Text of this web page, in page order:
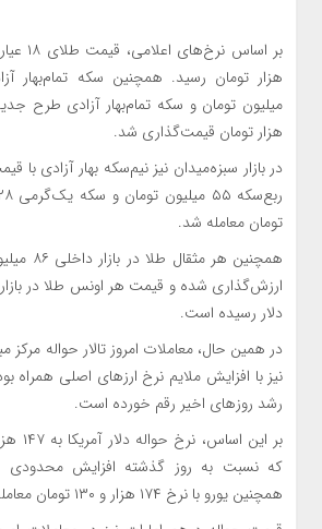
هزار تومان قیمت‌گذاری شد.
تومان معامله شد.
دلار رسیده است.
در همین حال، معاملات امروز تالار حواله مرکز
نیز با افزایش ملایم نرخ ارزهای اصلی همراه
رشد روزهای اخیر رقم خورده است.
که نسبت به روز گذشته افزایش
همچنین یورو با نرخ ۱۷۴ هزار و ۱۳۰ تومان معامله شد.